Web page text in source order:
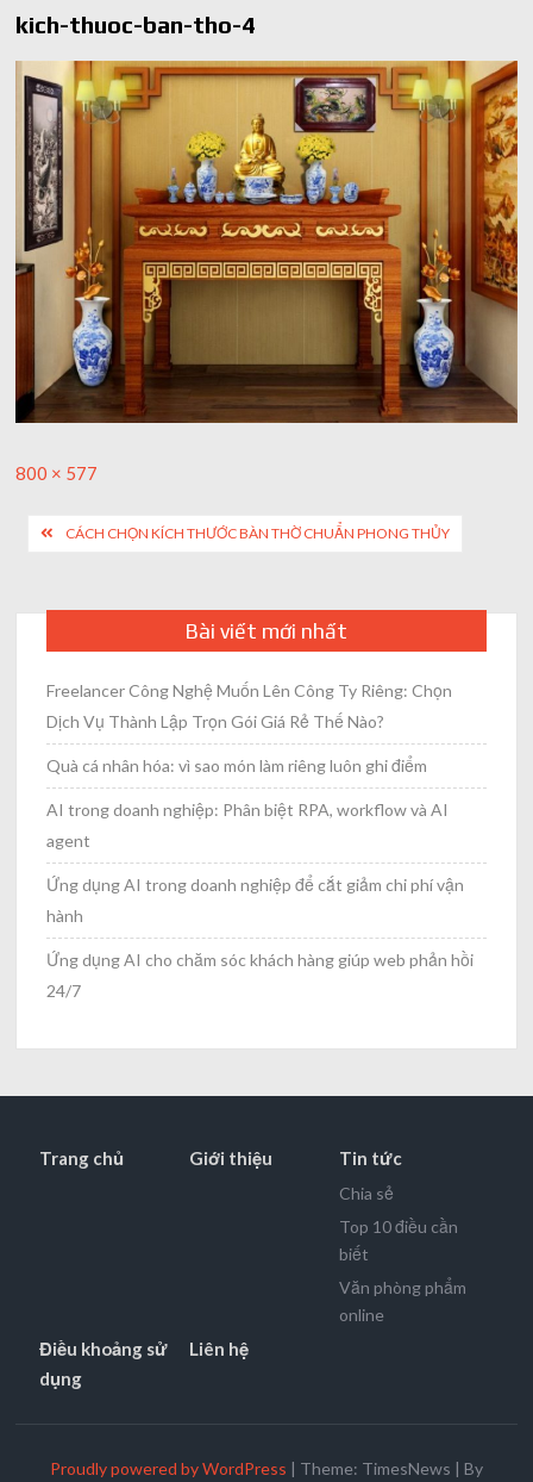
AI trong doanh nghiệp: Phân biệt RPA, workflow và AI agent
Ứng dụng AI trong doanh nghiệp để cắt giảm chi phí vận hành
Ứng dụng AI cho chăm sóc khách hàng giúp web phản hồi
24/7
AI agent cho doanh nghiệp khác chatbot truyền thống ra sao
kich-thuoc-ban-tho-4
Full
800 × 577
PostCÁCH CHỌN KÍCH THƯỚC BÀN THỜ CHUẨN PHONG THỦY
Bài viết mới nhất
Freelancer Công Nghệ Muốn Lên Công Ty Riêng: Chọn
Dịch Vụ Thành Lập Trọn Gói Giá Rẻ Thế Nào?
Quà cá nhân hóa: vì sao món làm riêng luôn ghi điểm
AI trong doanh nghiệp: Phân biệt RPA, workflow và AI
agent
Ứng dụng AI trong doanh nghiệp để cắt giảm chi phí vận
hành
Ứng dụng AI cho chăm sóc khách hàng giúp web phản hồi
24/7
Trang chủ Giới thiệu Tin tức
Chia sẻ
Top 10 điều cần
biết
Văn phòng phẩm
online
Điều khoảng sử
dụng
Liên hệ
Proudly powered by WordPress | Theme: TimesNews | By